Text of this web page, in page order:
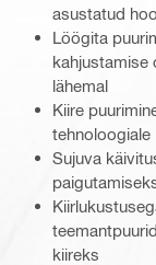
asustatud
Löögita
kahjustamise
lähemal
Kiire
tehnoloogiale
Sujuva
kiireks